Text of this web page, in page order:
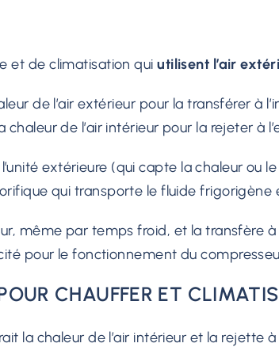
et de climatisation quiutilisent l’air
de l’air extérieur pour la transférer à
chaleur de l’air intérieur pour la rejeter à
extérieure (qui capte la chaleur ou le
qui transporte le fluide frigorigène
même par temps froid, et la transfère à
pour le fonctionnement du
CHAUFFER ET
chaleur de l’air intérieur et la rejette à